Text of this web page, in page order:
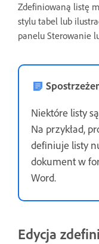
Zdefiniowaną listę
stylu tabel lub
panelu Sterowanie
Niektóre listy
Na przykład,
definiuje listy
dokument w
Word.
Edycja